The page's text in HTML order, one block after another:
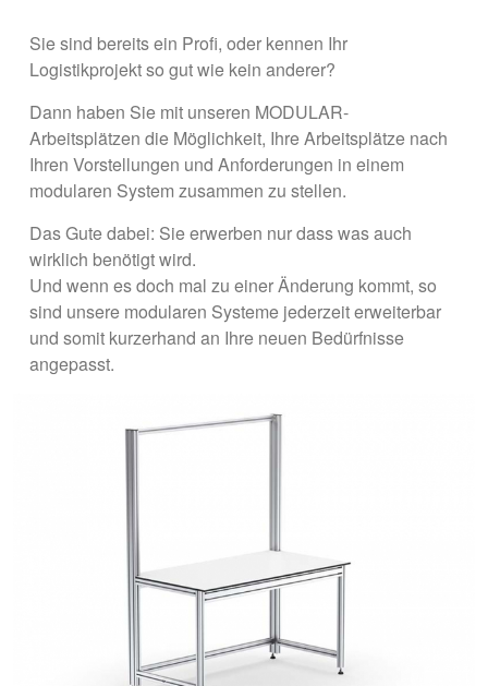
Sie sind bereits ein Profi, oder kennen Ihr
Logistikprojekt so gut wie kein anderer?
Dann haben Sie mit unseren MODULAR-
Arbeitsplätzen die Möglichkeit, Ihre Arbeitsplätze nach
Ihren Vorstellungen und Anforderungen in einem
modularen System zusammen zu stellen.
Das Gute dabei: Sie erwerben nur dass was auch
wirklich benötigt wird.
Und wenn es doch mal zu einer Änderung kommt, so
sind unsere modularen Systeme jederzeit erweiterbar
und somit kurzerhand an Ihre neuen Bedürfnisse
angepasst.